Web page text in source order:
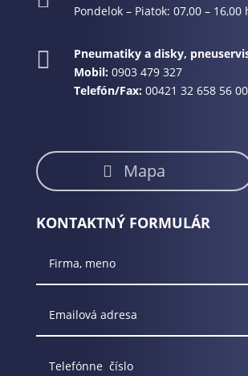
Pondelok – Piatok: 07,00 – 16,00

Pneumatiky a disky,
Mobil: 0903 479 327
Telefón/Fax:00421 32 658 56 00
Mapa
KONTAKTNÝ FORMULÁR